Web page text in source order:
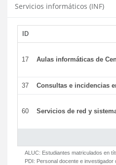
Servicios informáticos (INF)
ID
17 Aulas informáticas de
37 Consultas e incidencias
60 Servicios de red y
ALUC: Estudiantes matriculados en
PDI: Personal docente e investigador